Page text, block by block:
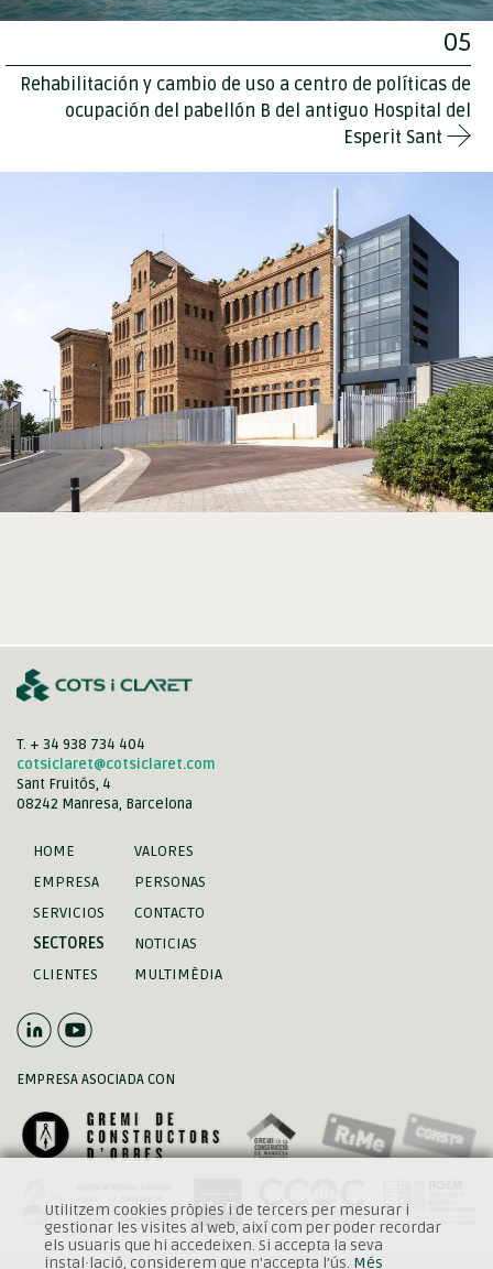
05
Rehabilitación y cambio de uso a centro de políticas de
ocupación del pabellón B del antiguo Hospital del
Esperit Sant
T. + 34 938 734 404
cotsiclaret@cotsiclaret.com
Sant Fruitós, 4
08242 Manresa, Barcelona
HOME
EMPRESA
SERVICIOS
SECTORES
CLIENTES
VALORES
PERSONAS
CONTACTO
NOTICIAS
MULTIMÈDIA
EMPRESA ASOCIADA CON
Aviso legal
Utilitzem cookies pròpies i de tercers per mesurar i
gestionar les visites al web, així com per poder recordar
els usuaris que hi accedeixen. Si accepta la seva
instal·lació, considerem que n'accepta l’ús. Més